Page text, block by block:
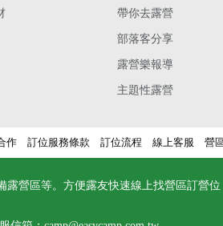
帶你去露營
部落客分享
露營樂報導
主題性露營
作 訂位服務條款 訂位流程 線上客服 營
營區等。方便露友快速線上找營區訂營